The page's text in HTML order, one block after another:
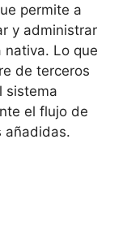
permite a
y administrar
Lo que
de terceros
sistema
el flujo de
añadidas.